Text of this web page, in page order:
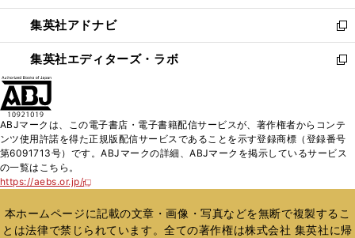
開
く
ウ
で
開
く
ン
ド
ウ
で
ウ
ィ
ン
ド
く
集英社アドナビ
新
し
い
ド
ウ
で
集英社エディターズ・ラボ
新
ィ
ン
開
く
ABJマークは、この電子書店・電子書籍配信サービスが、著作権者からコンテ
ンツ使用許諾を得た正規版配信サービスであることを示す登録商標（登録番号
第6091713号）です。ABJマークの詳細、ABJマークを掲示しているサービス
の一覧はこちら。
https://aebs.or.jp/
新
い
ウ
ィ
本ホームページに記載の文章・画像・写真などを無断で複製するこ
とは法律で禁じられています。全ての著作権は株式会社 集英社に帰